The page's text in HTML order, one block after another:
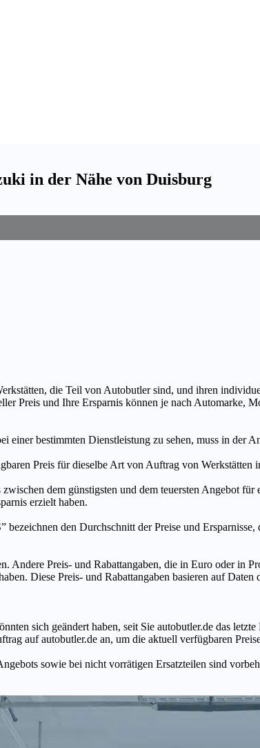
in der Nähe von Duisburg
die Teil von Autobutler sind, und ihren
Preis und Ihre Ersparnis können je nach Automarke,
bestimmten Dienstleistung zu sehen, muss in der
Preis für dieselbe Art von Auftrag von Werkstätten
dem günstigsten und dem teuersten Angebot
erzielt haben.
den Durchschnitt der Preise und Ersparnisse,
Andere Preis- und Rabattangaben, die in Euro oder in
Diese Preis- und Rabattangaben basieren auf Daten
sich geändert haben, seit Sie autobutler.de das
auf autobutler.de an, um die aktuell verfügbaren
sowie bei nicht vorrätigen Ersatzteilen sind